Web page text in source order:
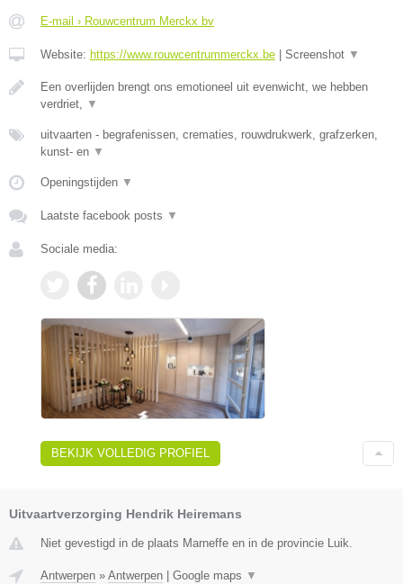
E-mail › Rouwcentrum Merckx bv
Website: https://www.rouwcentrummerckx.be | Screenshot ▼
Een overlijden brengt ons emotioneel uit evenwicht, we hebben
verdriet,
▼
uitvaarten - begrafenissen, crematies, rouwdrukwerk, grafzerken,
kunst- en ▼
Openingstijden ▼
Laatste facebook posts ▼
Sociale media:
BEKIJK VOLLEDIG PROFIEL
Uitvaartverzorging Hendrik Heiremans
Niet gevestigd in de plaats Marneffe en in de provincie Luik.
Antwerpen » Antwerpen Google maps ▼